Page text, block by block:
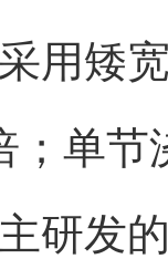
矮宽
；单节
研发